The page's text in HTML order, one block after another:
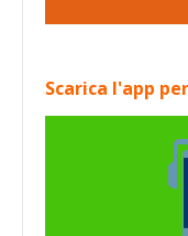
Scarica l'app